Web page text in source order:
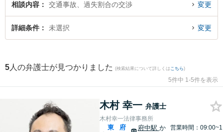
に相談したい』『過失割合の交渉のトラブル解決の実績豊富な近くの弁護士を
検索したい』『初回相談無料で過失割合の交渉を法律相談できる府中市内の弁
護士に相談予約したい』などでお困りの相談者さんにおすすめです。
相談内容 交通事故、過失割合の交渉 変更
詳細条件 未選択 変更
5 人の弁護士が見つかりました (検索結果について詳しくは こちら)
5件中 1-5件を表示
木村 幸一 弁護士
木村幸一法律事務所
東
府
府中駅 か
営業時間：09:00~1